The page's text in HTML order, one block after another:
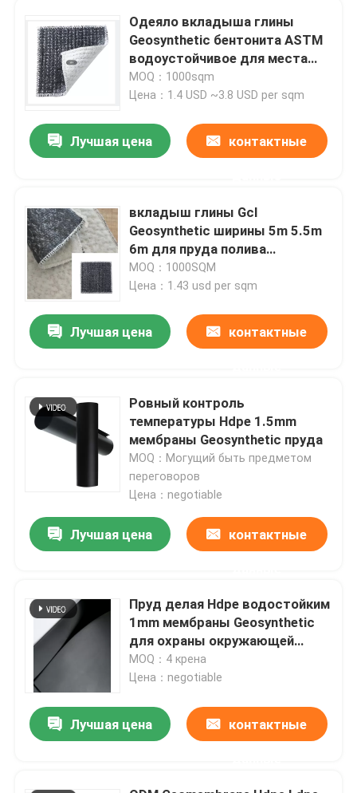
Одеяло вкладыша глины
Geosynthetic бентонита ASTM
водоустойчивое для места
захоронения отходов
MOQ：1000sqm
Цена：1.4 USD ~3.8 USD per sqm
Лучшая цена контактные
вкладыш глины Gcl
Geosynthetic ширины 5m 5.5m
6m для пруда полива
искусственного озера
MOQ：1000SQM
Цена：1.43 usd per sqm
Лучшая цена контактные
Ровный контроль
температуры Hdpe 1.5mm
мембраны Geosynthetic пруда
MOQ：Могущий быть предметом
переговоров
Цена：negotiable
Лучшая цена контактные
Пруд делая Hdpe водостойким
1mm мембраны Geosynthetic
для охраны окружающей
среды
MOQ：4 крена
Цена：negotiable
Лучшая цена контактные